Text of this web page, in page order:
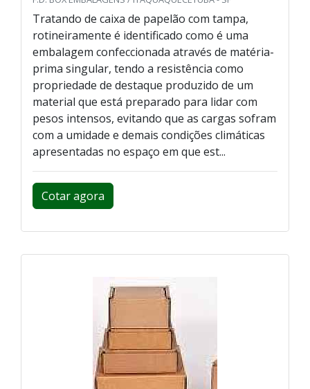
Tratando de caixa de papelão com tampa,
rotineiramente é identificado como é uma
embalagem confeccionada através de matéria-
prima singular, tendo a resistência como
propriedade de destaque produzido de um
material que está preparado para lidar com
pesos intensos, evitando que as cargas sofram
com a umidade e demais condições climáticas
apresentadas no espaço em que est...
Cotar agora